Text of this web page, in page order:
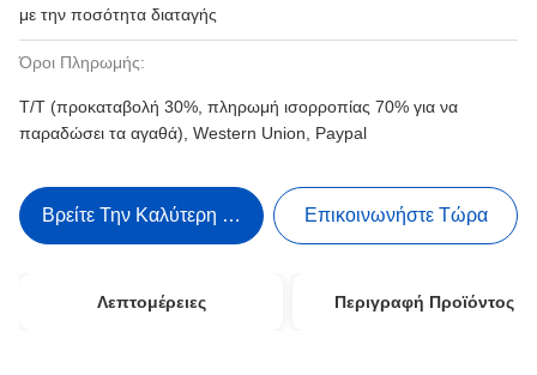
με την ποσότητα διαταγής
Όροι Πληρωμής:
T/T (προκαταβολή 30%, πληρωμή ισορροπίας 70% για να
παραδώσει τα αγαθά), Western Union, Paypal
Βρείτε Την Καλύτερη Τιμή Επικοινωνήστε Τώρα
Λεπτομέρειες Περιγραφή Προϊόντος